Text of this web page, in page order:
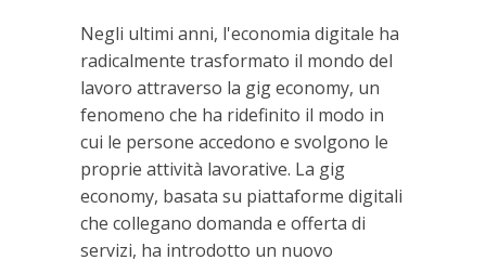
Negli ultimi anni, l'economia digitale ha
radicalmente trasformato il mondo del
lavoro attraverso la gig economy, un
fenomeno che ha ridefinito il modo in
cui le persone accedono e svolgono le
proprie attività lavorative. La gig
economy, basata su piattaforme digitali
che collegano domanda e offerta di
servizi, ha introdotto un nuovo